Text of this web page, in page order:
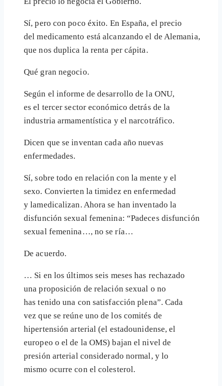
Sí, pero con poco éxito. En España, el precio
del medicamento está alcanzando el de Alemania,
que nos duplica la renta per cápita.
Qué gran negocio.
Según el informe de desarrollo de la ONU,
es el tercer sector económico detrás de la
industria armamentística y el narcotráfico.
Dicen que se inventan cada año nuevas
enfermedades.
Sí, sobre todo en relación con la mente y el
sexo. Convierten la timidez en enfermedad
y lamedicalizan. Ahora se han inventado la
disfunción sexual femenina: “Padeces disfunción
sexual femenina…, no se ría…
De acuerdo.
… Si en los últimos seis meses has rechazado
una proposición de relación sexual o no
has tenido una con satisfacción plena”. Cada
vez que se reúne uno de los comités de
hipertensión arterial (el estadounidense, el
europeo o el de la OMS) bajan el nivel de
presión arterial considerado normal, y lo
mismo ocurre con el colesterol.